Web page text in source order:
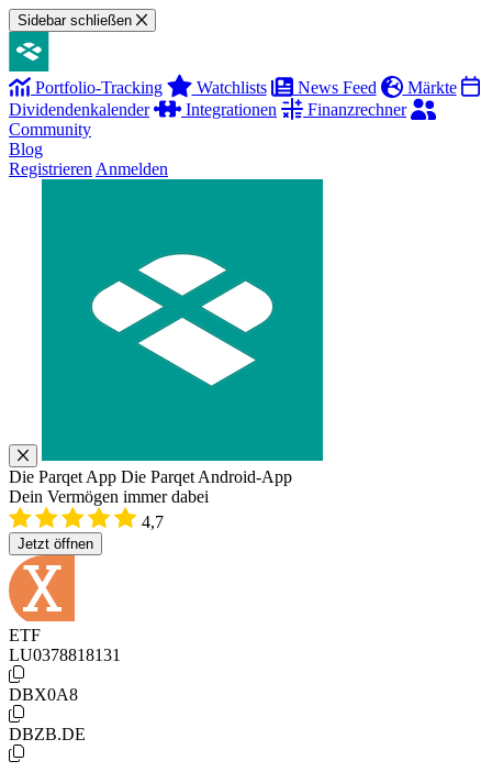
Sidebar schließen
Portfolio-Tracking Watchlists News Feed
Märkte
Dividendenkalender
Integrationen
Finanzrechner
Community
Blog
Registrieren Anmelden
Die Parqet App Die Parqet Android-App
Dein Vermögen immer dabei
4,7
Jetzt öffnen
ETF
LU0378818131
DBX0A8
DBZB.DE